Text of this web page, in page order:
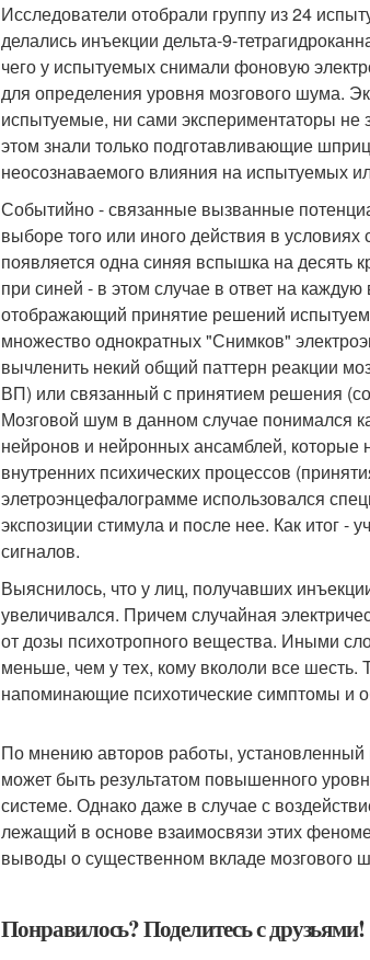
Исследователи отобрали группу из 24
делались инъекции дельта-9-
чего у испытуемых снимали фоновую
для определения уровня мозгового шума.
испытуемые, ни сами экспериментаторы не
этом знали только подготавливающие
неосознаваемого влияния на испытуемых
Событийно - связанные вызванные
выборе того или иного действия в
появляется одна синяя вспышка на десять
при синей - в этом случае в ответ на
отображающий принятие решений
множество однократных "Снимков"
вычленить некий общий паттерн реакции
ВП) или связанный с принятием решения
Мозговой шум в данном случае понимался
нейронов и нейронных ансамблей, которые
внутренних психических процессов
элетроэнцефалограмме использовался
экспозиции стимула и после нее. Как итог -
сигналов.
Выяснилось, что у лиц, получавших
увеличивался. Причем случайная
от дозы психотропного вещества. Иными
меньше, чем у тех, кому вкололи все
напоминающие психотические симптомы и
По мнению авторов работы, установленный
может быть результатом повышенного
системе. Однако даже в случае с
лежащий в основе взаимосвязи этих
выводы о существенном вкладе мозгового
Понравилось? Поделитесь с друзьями!